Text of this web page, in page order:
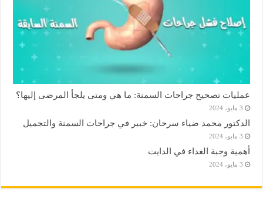
عمليات تصحيح جراحات السمنة: ما هي ومتى يلجأ المرضى إليها؟
3 مايو، 2024
الدكتور محمد ضياء سرحان: خبير في جراحات السمنة والتجميل
3 مايو، 2024
أهمية وجبة الغداء في الدايت
3 مايو، 2024